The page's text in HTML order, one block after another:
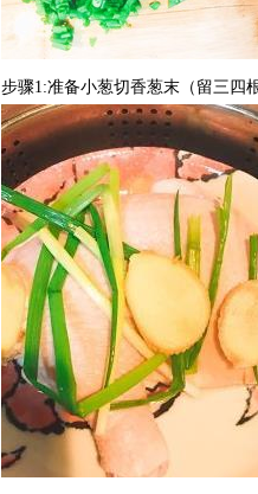
步骤1:准备小葱切香葱末（留三四